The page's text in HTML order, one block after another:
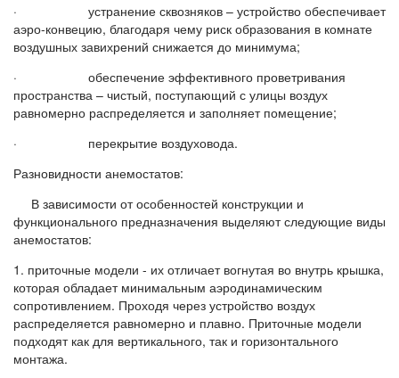
· устранение сквозняков – устройство обеспечивает
аэро-конвецию, благодаря чему риск образования в комнате
воздушных завихрений снижается до минимума;
· обеспечение эффективного проветривания
пространства – чистый, поступающий с улицы воздух
равномерно распределяется и заполняет помещение;
· перекрытие воздуховода.
Разновидности анемостатов:
В зависимости от особенностей конструкции и
функционального предназначения выделяют следующие виды
анемостатов:
1. приточные модели - их отличает вогнутая во внутрь крышка,
которая обладает минимальным аэродинамическим
сопротивлением. Проходя через устройство воздух
распределяется равномерно и плавно. Приточные модели
подходят как для вертикального, так и горизонтального
монтажа.